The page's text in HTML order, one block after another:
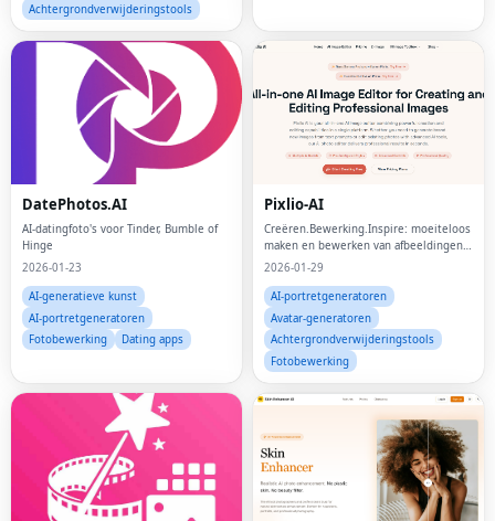
Achtergrondverwijderingstools
DatePhotos.AI
AI-datingfoto's voor Tinder, Bumble of
Hinge
2026-01-23
AI-generatieve kunst
AI-portretgeneratoren
Fotobewerking
Dating apps
Pixlio-AI
Creëren.Bewerking.Inspire: moeiteloos
maken en bewerken van afbeeldingen
op basis van AI.
2026-01-29
AI-portretgeneratoren
Avatar-generatoren
Achtergrondverwijderingstools
Fotobewerking